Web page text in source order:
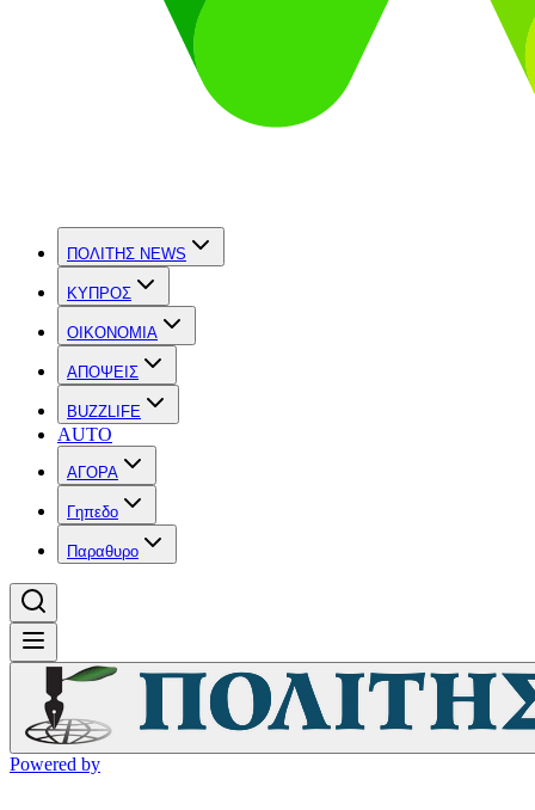
ΠΟΛΙΤΗΣ NEWS
ΚΥΠΡΟΣ
OIKONOMIA
ΑΠΟΨΕΙΣ
BUZZLIFE
AUTO
ΑΓΟΡΑ
Γηπεδο
Παραθυρο
Powered by